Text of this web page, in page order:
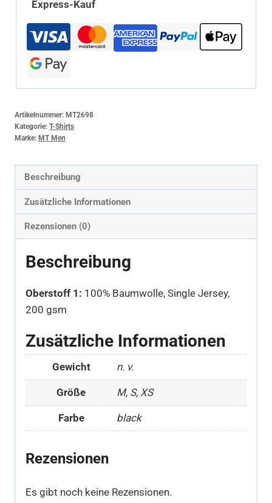
Express-Kauf
Artikelnummer: MT2698
Kategorie: T-Shirts
Marke: MT Men
Beschreibung
Zusätzliche Informationen
Rezensionen (0)
Beschreibung
Oberstoff 1: 100% Baumwolle, Single Jersey,
200 gsm
Zusätzliche Informationen
Gewicht n. v.
Größe M, S, XS
Farbe black
Rezensionen
Es gibt noch keine Rezensionen.